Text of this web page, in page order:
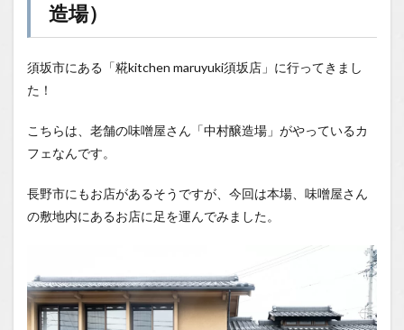
1.0.1
風味と4
種のス
な組み
せ！み
ライス
1.0.2
ズ自
由！お
かわり
造場）
須坂市にある「糀kitchen maruyuki須坂店」に行ってきまし
た！
こちらは、老舗の味噌屋さん「中村醸造場」がやっているカ
フェなんです。
長野市にもお店があるそうですが、今回は本場、味噌屋さん
の敷地内にあるお店に足を運んでみました。